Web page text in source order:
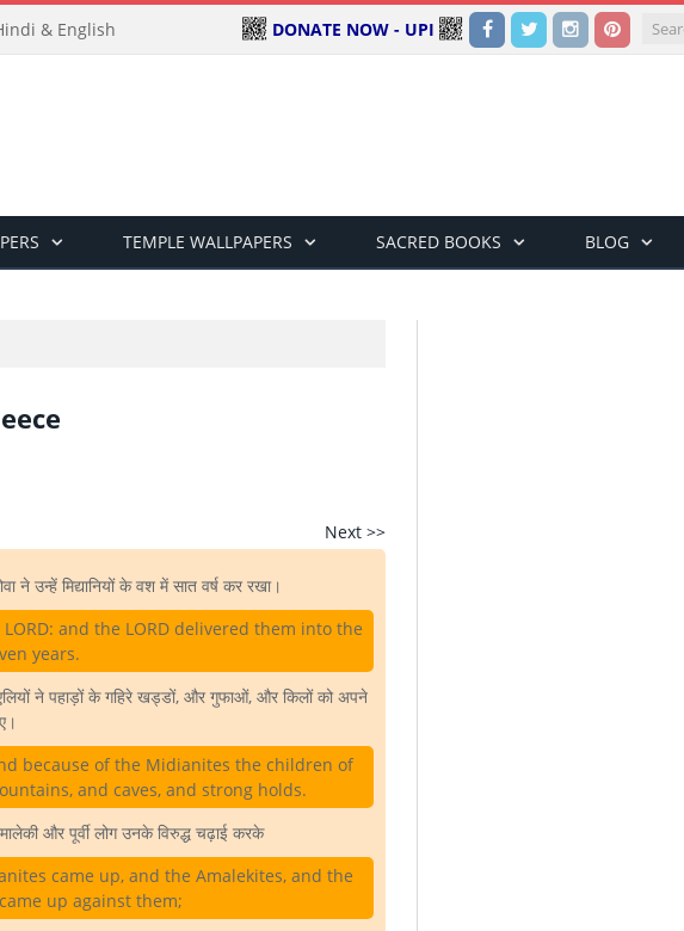
& English Facebook
TwitterInstagramPinterest
DONATE NOW - UPI
TEMPLE WALLPAPERS SACRED BOOKS BLOG
Next >>
ने उन्हें मिद्यानियों के वश में सात वर्ष कर रखा।
and the LORD delivered them into the
years.
ने पहाड़ों के गहिरे खड्डों, और गुफाओं, और किलों को अपने
because of the Midianites the children of
and caves, and strong holds.
और पूर्वी लोग उनके विरुद्ध चढ़ाई करके
came up, and the Amalekites, and the
up against them;